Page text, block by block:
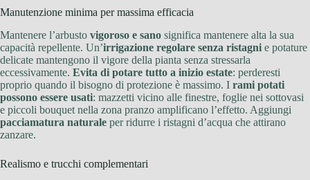
Manutenzione minima per massima efficacia
Mantenere l’arbusto vigoroso e sano significa mantenere alta la sua
capacità repellente. Un’irrigazione regolare senza ristagni e potature
delicate mantengono il vigore della pianta senza stressarla
eccessivamente. Evita di potare tutto a inizio estate: perderesti
proprio quando il bisogno di protezione è massimo. I rami potati
possono essere usati: mazzetti vicino alle finestre, foglie nei sottovasi
e piccoli bouquet nella zona pranzo amplificano l’effetto. Aggiungi
pacciamatura naturale per ridurre i ristagni d’acqua che attirano
zanzare.
Realismo e trucchi complementari